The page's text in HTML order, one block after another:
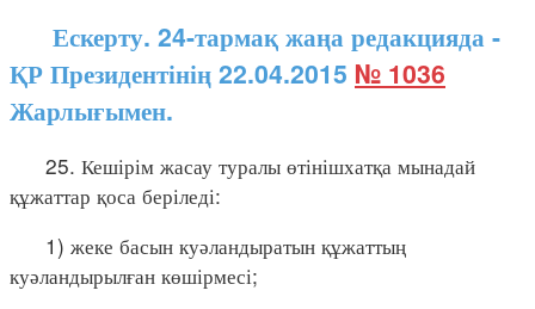
Ескерту. 24-тармақ жаңа редакцияда -
ҚР Президентінің 22.04.2015 № 1036
Жарлығымен.
25. Кешірім жасау туралы өтінішхатқа мынадай
құжаттар қоса беріледі:
1) жеке басын куәландыратын құжаттың
куәландырылған көшірмесі;